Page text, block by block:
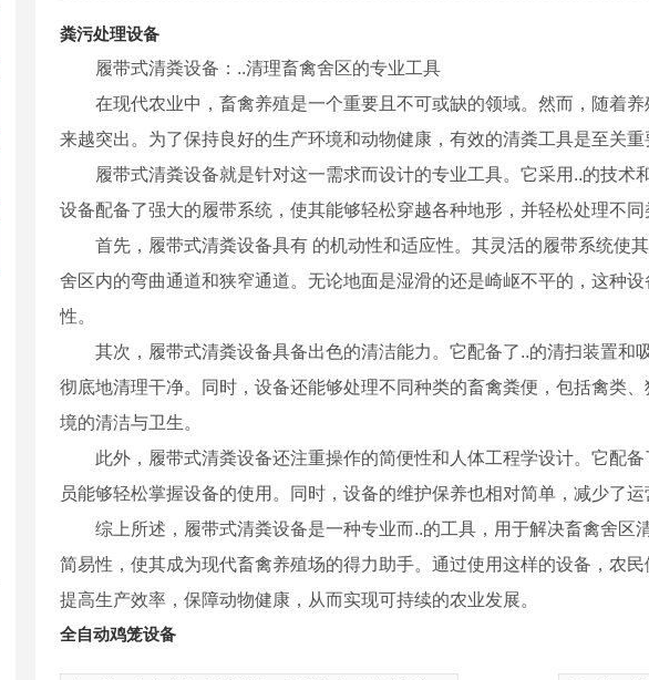
层叠式捡蛋系统 环控系统
粪污处理设备
履带式清粪设备：..清理畜禽舍区的专业工具
在现代农业中，畜禽养殖是一个重要且不可或缺的领域。然而，随着
来越突出。为了保持良好的生产环境和动物健康，有效的清粪工具是至关重
履带式清粪设备就是针对这一需求而设计的专业工具。它采用..的技术
设备配备了强大的履带系统，使其能够轻松穿越各种地形，并轻松处理不同
首先，履带式清粪设备具有 的机动性和适应性。其灵活的履带系统使
舍区内的弯曲通道和狭窄通道。无论地面是湿滑的还是崎岖不平的，这种
性。
其次，履带式清粪设备具备出色的清洁能力。它配备了..的清扫装置和
彻底地清理干净。同时，设备还能够处理不同种类的畜禽粪便，包括禽类
境的清洁与卫生。
此外，履带式清粪设备还注重操作的简便性和人体工程学设计。它配
员能够轻松掌握设备的使用。同时，设备的维护保养也相对简单，减少了运
综上所述，履带式清粪设备是一种专业而..的工具，用于解决畜禽舍区
简易性，使其成为现代畜禽养殖场的得力助手。通过使用这样的设备，农
提高生产效率，保障动物健康，从而实现可持续的农业发展。
全自动鸡笼设备